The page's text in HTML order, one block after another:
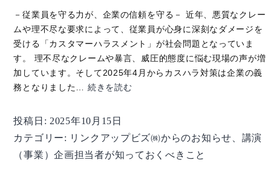
－従業員を守る力が、企業の信頼を守る－ 近年、悪質なクレー
ムや理不尽な要求によって、従業員が心身に深刻なダメージを
受ける「カスタマーハラスメント」が社会問題となっていま
す。 理不尽なクレームや暴言、威圧的態度に悩む現場の声が増
加しています。そして2025年4月からカスハラ対策は企業の義
務となりました… 続きを読む【講
担
当
投稿日: 2025年10月15日
カテゴリー: リンクアップビズ㈱からのお知らせ
講演
（事業）企画担当者が知っておくべきこと